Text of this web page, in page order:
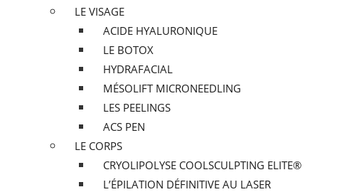
LE VISAGE
ACIDE HYALURONIQUE
LE BOTOX
HYDRAFACIAL
MÉSOLIFT MICRONEEDLING
LES PEELINGS
ACS PEN
LE CORPS
CRYOLIPOLYSE COOLSCULPTING ELITE®
L’ÉPILATION DÉFINITIVE AU LASER